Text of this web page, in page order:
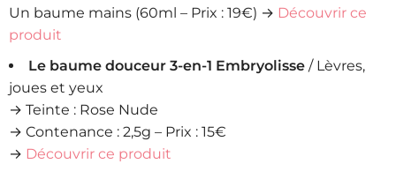
Un baume mains (60ml – Prix : 19€) → Découvrir ce
produit
Le baume douceur 3-en-1 Embryolisse / Lèvres,
joues et yeux
→ Teinte : Rose Nude
→ Contenance : 2,5g – Prix : 15€
→ Découvrir ce produit